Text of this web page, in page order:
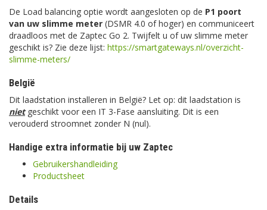
De Load balancing optie wordt aangesloten op de P1 poort
van uw slimme meter (DSMR 4.0 of hoger) en communiceert
draadloos met de Zaptec Go 2. Twijfelt u of uw slimme meter
geschikt is? Zie deze lijst: https://smartgateways.nl/overzicht-
slimme-meters/
België
Dit laadstation installeren in België? Let op: dit laadstation is
nietgeschikt voor een IT 3-Fase aansluiting. Dit is een
verouderd stroomnet zonder N (nul).
Handige extra informatie bij uw Zaptec
Gebruikershandleiding
Productsheet
Details